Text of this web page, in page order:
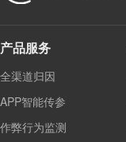
产品服务
全渠道归因
APP智能传参
作弊行为监测